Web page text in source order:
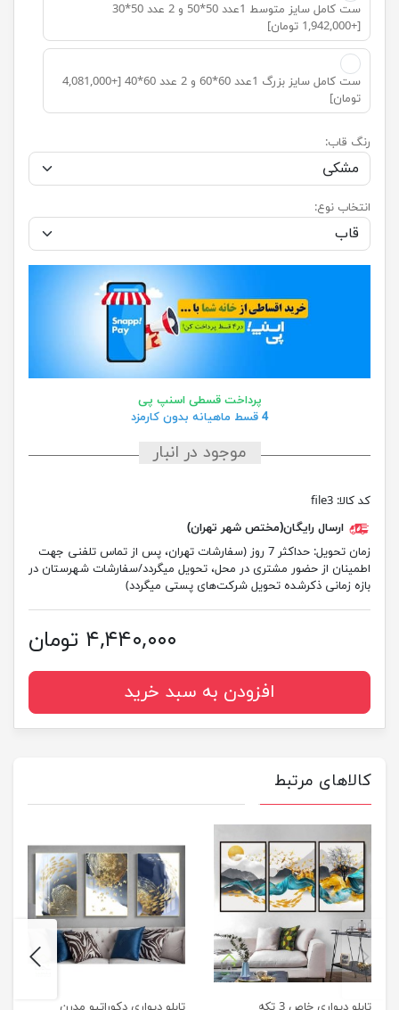
ست کامل سایز متوسط 1عدد 50*50 و 2 عدد 50*30
[+1,942,000 تومان]
ست کامل سایز بزرگ 1عدد 60*60 و 2 عدد 60*40 [+4,081,000
تومان]
رنگ قاب:
انتخاب نوع:
پرداخت قسطی اسنپ پی
4 قسط ماهیانه بدون کارمزد
موجود در انبار
کد کالا: file3
ارسال رایگان(مختص شهر تهران)
زمان تحویل:
حداکثر 7 روز (سفارشات تهران، پس از تماس تلفنی جهت
اطمینان از حضور مشتری در محل، تحویل میگردد/سفارشات شهرستان در
بازه زمانی ذکرشده تحویل شرکت‌های پستی میگردد)
۴,۴۴۰,۰۰۰ تومان
افزودن به سبد خرید
کالاهای مرتبط
previus